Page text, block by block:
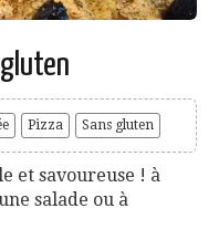
Pizza Sans gluten
et savoureuse ! à
salade ou à